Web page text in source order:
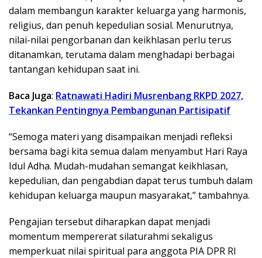
dalam membangun karakter keluarga yang harmonis,
religius, dan penuh kepedulian sosial. Menurutnya,
nilai-nilai pengorbanan dan keikhlasan perlu terus
ditanamkan, terutama dalam menghadapi berbagai
tantangan kehidupan saat ini.
Baca Juga: Ratnawati Hadiri Musrenbang RKPD 2027,
Tekankan Pentingnya Pembangunan Partisipatif
“Semoga materi yang disampaikan menjadi refleksi
bersama bagi kita semua dalam menyambut Hari Raya
Idul Adha. Mudah-mudahan semangat keikhlasan,
kepedulian, dan pengabdian dapat terus tumbuh dalam
kehidupan keluarga maupun masyarakat,” tambahnya.
Pengajian tersebut diharapkan dapat menjadi
momentum mempererat silaturahmi sekaligus
memperkuat nilai spiritual para anggota PIA DPR RI